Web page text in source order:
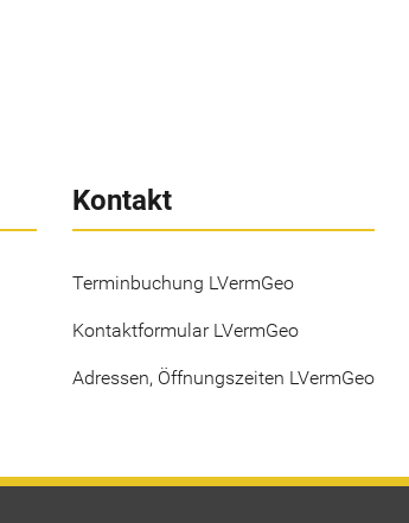
Kontakt
Terminbuchung LVermGeo
Kontaktformular LVermGeo
Adressen, Öffnungszeiten LVermGeo